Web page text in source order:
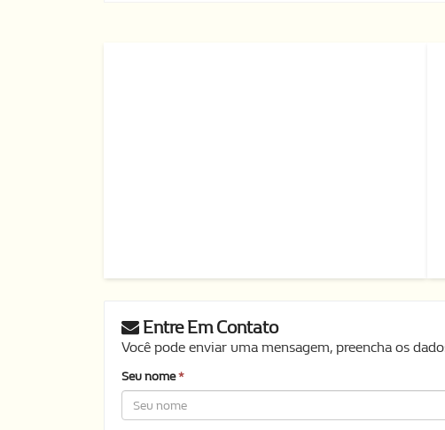
Entre Em Contato
Você pode enviar uma mensagem, preencha os
Seu nome*